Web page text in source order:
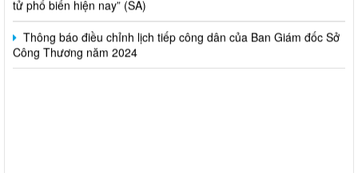
Thông báo điều chỉnh lịch tiếp công dân của Ban Giám đốc Sở
Công Thương năm 2024